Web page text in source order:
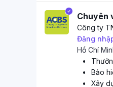
Chuyên
Công ty
Đăng
Hồ Chí
•
•
Bảo
•
Xây